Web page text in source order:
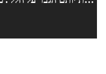
שאלמד עוד בזכותו.